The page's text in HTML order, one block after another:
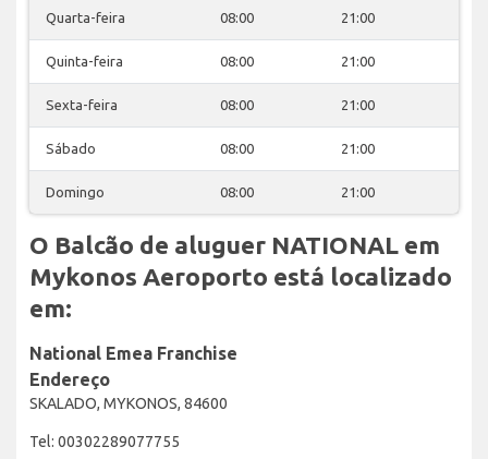
Quarta-feira 08:00 21:00
Quinta-feira 08:00 21:00
Sexta-feira 08:00 21:00
Sábado 08:00 21:00
Domingo 08:00 21:00
O Balcão de aluguer NATIONAL em
Mykonos Aeroporto está localizado
em:
National Emea Franchise
Endereço
SKALADO, MYKONOS, 84600
Tel: 00302289077755